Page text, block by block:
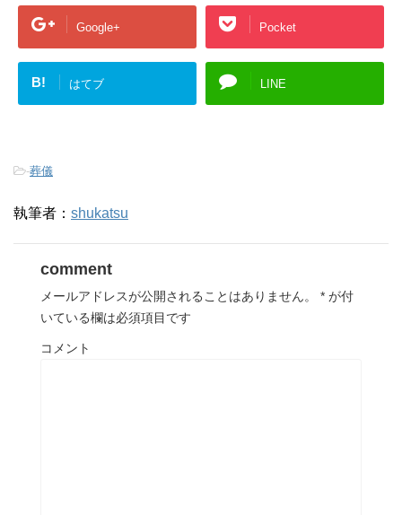
Google+ Pocket
B! はてブ LINE
-葬儀
執筆者： shukatsu
comment
メールアドレスが公開されることはありません。 * が付
いている欄は必須項目です
コメント